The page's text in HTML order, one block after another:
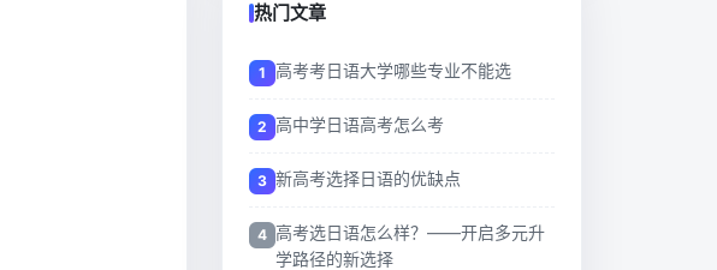
热门文章
高考考日语大学哪些专业不能选
高中学日语高考怎么考
新高考选择日语的优缺点
高考选日语怎么样？——开启多元升
学路径的新选择